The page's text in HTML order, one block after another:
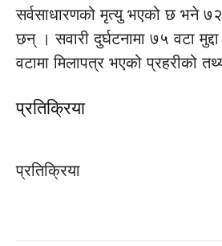
सर्वसाधारणको मृत्यु भएको छ भने
छन् । सवारी दुर्घटनामा ७५ वटा मुद्दा
वटामा मिलापत्र भएको प्रहरीको
प्रतिक्रिया
प्रतिक्रिया